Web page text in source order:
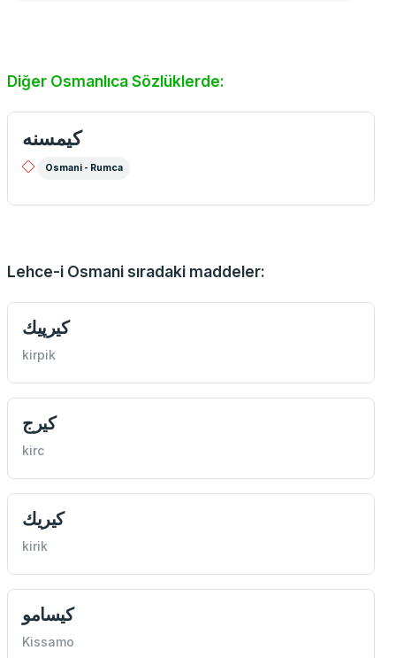
Diğer Osmanlıca Sözlüklerde:
كيمسنه
Osmani - Rumca
Lehce-i Osmani sıradaki maddeler:
كیرپيك
kirpik
كيرج
kirc
كيريك
kirik
كيسامو
Kissamo